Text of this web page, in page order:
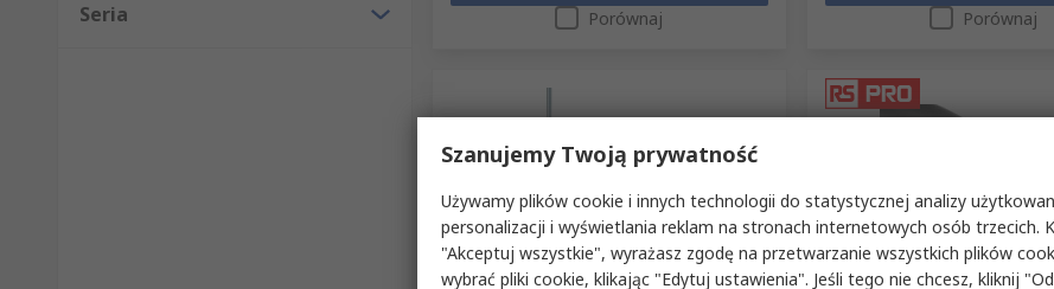
Seria Porównaj Porównaj
W magazynie W magazynie
Szanujemy Twoją prywatność
Używamy plików cookie i innych technologii do statystycznej analizy
personalizacji i wyświetlania reklam na stronach internetowych osób trzecich.
"Akceptuj wszystkie", wyrażasz zgodę na przetwarzanie wszystkich plików
wybrać pliki cookie, klikając "Edytuj ustawienia". Jeśli tego nie chcesz, kliknij